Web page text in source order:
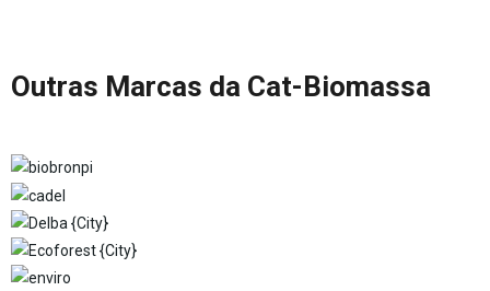
Outras Marcas da Cat-Biomassa